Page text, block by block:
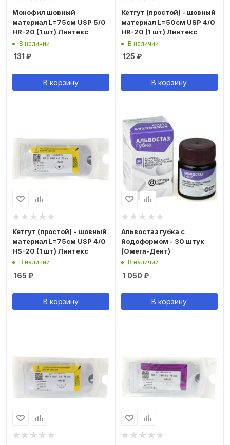
Монофил шовный
материал L=75см USP 5/0
HR-20 (1 шт) Линтекс
В наличии
131 ₽
В корзину
Кетгут (простой) - шовный
материал L=50см USP 4/0
HR-20 (1 шт) Линтекс
В наличии
125 ₽
В корзину
Кетгут (простой) - шовный
материал L=75см USP 4/0
HS-20 (1 шт) Линтекс
В наличии
165 ₽
В корзину
Альвостаз губка с
йодоформом - 30 штук
(Омега-Дент)
В наличии
1 050 ₽
В корзину